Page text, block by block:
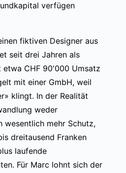
verfügen
fiktiven Designer aus
seit drei Jahren als
etwa CHF 90'000 Umsatz
mit einer GmbH, weil
klingt. In der Realität
weder
wesentlich mehr Schutz,
dreitausend Franken
laufende
Für Marc lohnt sich der